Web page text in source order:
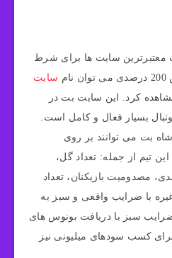
سایت‌ ها برای شرط
سایت
کرد. این سایت بت در
بسیار فعال و کامل است.
بت می توانند بر روی
تیم از جمله: تعداد گل،
مصدومیت بازیکنان، تعداد
با ضرایب واقعی و سبز به
ضرایب سبز با دریافت بونوس های
کسب سودهای میلیونی نیز